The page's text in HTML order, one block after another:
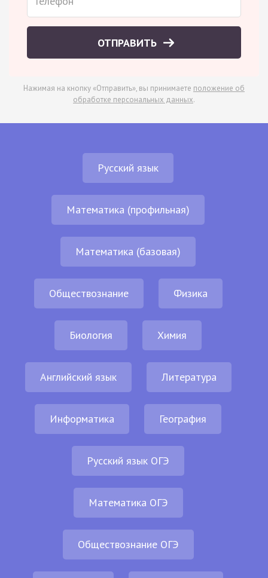
ОТПРАВИТЬ
Нажимая на кнопку «Отправить», вы принимаете положение об
обработке персональных данных.
Русский язык
Математика (профильная)
Математика (базовая)
Обществознание Физика
Биология Химия
Английский язык Литература
Информатика География
Русский язык ОГЭ
Математика ОГЭ
Обществознание ОГЭ